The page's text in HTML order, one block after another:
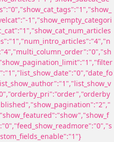
1","show_empty_categori